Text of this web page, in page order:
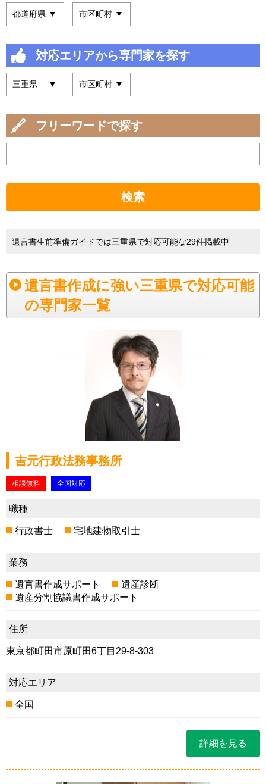
対応エリアから専門家を探す
フリーワードで探す
検索
遺言書生前準備ガイドでは三重県で対応可能な29件掲載中
遺言書作成に強い三重県で対応可能
の専門家一覧
吉元行政法務事務所
相談無料 全国対応
職種
行政書士 宅地建物取引士
業務
遺言書作成サポート
遺産診断
遺産分割協議書作成サポート
住所
東京都町田市原町田6丁目29-8-303
対応エリア
全国
詳細を見る